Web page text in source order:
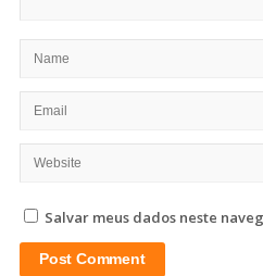
Salvar meus dados neste